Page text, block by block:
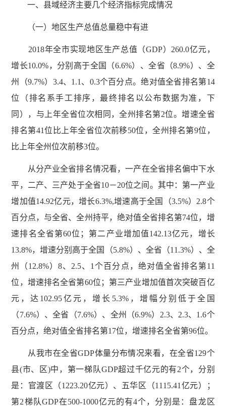
一、县域经济主要几个经济指标完成情况
（一）地区生产总值总量稳中有进
2018年全市实现地区生产总值（GDP）260.0亿元，
增长10.0%，分别高于全国（6.6%）、全省（8.9%）、全
州（9.7%）3.4、1.1、0.3个百分点。绝对值全省排名第14
位（排名系手工排序，最终排名以公布数据为准，下
同），与上年全省位次相同，全州排名第2位。增速全省
排名第41位比上年全省位次前移50位，全州排名第9位，
比上年全州位次前移3位。
从分产业全省排名情况看，一产在全省排名偏中下水
平，二产、三产处于全省10－20位之间。其中：第一产业
增加值14.92亿元，增长6.3%,增速高于全国（3.5%）2.8个
百分点，与全省、全州持平，绝对值全省排名第74位，增
速排名全省第60位；第二产业增加值142.13亿元，增长
13.8%，增速分别高于全国（5.8%）、全省（11.3%）、全
州（12.8%）8、2.5、1个百分点，绝对值全省排名第11
位，增速排名全省第60位；第三产业增加值首次突破百亿
元，达102.95亿元，增长5.3%，增幅分别低于全国
（7.6%）、全省（7.6%）、全州（6.9%）2.3、2.3、1.6个
百分点，绝对值全省排名第17位，增速排名全省第96位。
从我市在全省GDP体量分布情况来看，在全省129个
县(市、区)中，第一梯队GDP超过千亿元的有2个，分别
是：官渡区（1223.20亿元）、五华区（1115.41亿元）；
第2梯队GDP在500-1000亿元的有4个，分别是：盘龙区